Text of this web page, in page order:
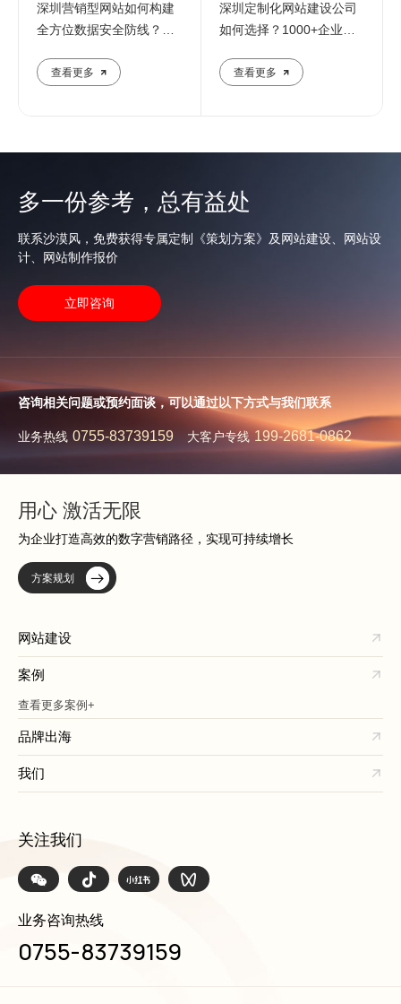
深圳营销型网站如何构建
全方位数据安全防线？专
查看更多
深圳定制化网站建设公司
如何选择？1000+企业推
查看更多
多一份参考，总有益处
联系沙漠风，免费获得专属定制《策划方案》及网站建设、网站设
计、网站制作报价
立即咨询
咨询相关问题或预约面谈，可以通过以下方式与我们联系
业务热线 0755-83739159 大客户专线 199-2681-0862
用心 激活无限
为企业打造高效的数字营销路径，实现可持续增长
方案规划
网站建设
案例
查看更多案例+
品牌出海
我们
关注我们
业务咨询热线
0755-83739159